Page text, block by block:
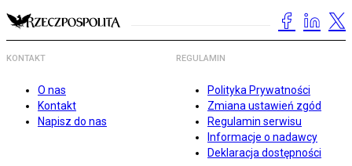
KONTAKT
O nas
Kontakt
Napisz do nas
REGULAMIN
Polityka Prywatności
Zmiana ustawień zgód
Regulamin serwisu
Informacje o nadawcy
Deklaracja dostępności